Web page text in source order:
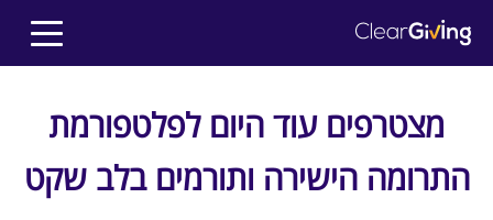
מצטרפים עוד היום לפלטפורמת
התרומה הישירה ותורמים בלב שקט